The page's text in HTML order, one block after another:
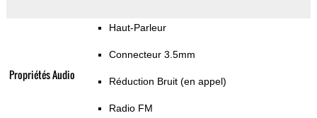
Propriétés Audio
Haut-Parleur
Connecteur 3.5mm
Réduction Bruit (en appel)
Radio FM